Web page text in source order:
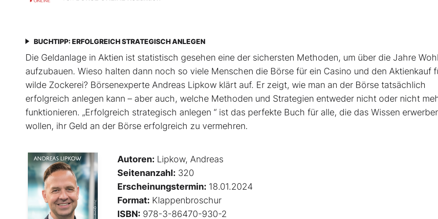
BUCHTIPP: ERFOLGREICH STRATEGISCH ANLEGEN
Die Geldanlage in Aktien ist statistisch gesehen eine der sichersten Methoden, um über die Jahre
aufzubauen. Wieso halten dann noch so viele Menschen die Börse für ein Casino und den Aktienkauf
wilde Zockerei? Börsenexperte Andreas Lipkow klärt auf. Er zeigt, wie man an der Börse tatsächlich
erfolgreich anlegen kann – aber auch, welche Methoden und Strategien entweder nicht oder nicht
funktionieren. „Erfolgreich strategisch anlegen “ ist das perfekte Buch für alle, die das Wissen
wollen, ihr Geld an der Börse erfolgreich zu vermehren.
Autoren: Lipkow, Andreas
Seitenanzahl: 320
Erscheinungstermin: 18.01.2024
Format: Klappenbroschur
ISBN: 978-3-86470-930-2